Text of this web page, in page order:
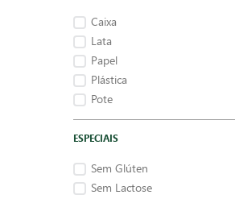
Caixa
Lata
Papel
Plástica
Pote
ESPECIAIS
Sem Glúten
Sem Lactose